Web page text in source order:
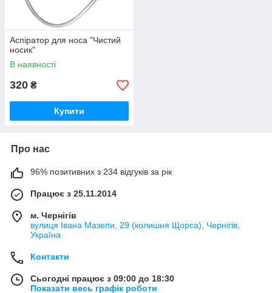
Аспіратор для носа "Чистий
носик"
В наявності
320 ₴
Купити
Про нас
96% позитивних з 234 відгуків за рік
Працює з 25.11.2014
м. Чернігів
вулиця Івана Мазепи, 29 (колишня Щорса), Чернігів,
Україна
Контакти
Сьогодні працює з 09:00 до 18:30
Показати весь графік роботи